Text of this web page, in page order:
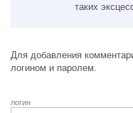
таких
Для добавления
логином и паролем.
логин